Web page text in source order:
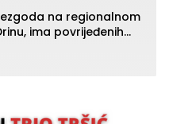
na regionalnom
ima povrijeđenih